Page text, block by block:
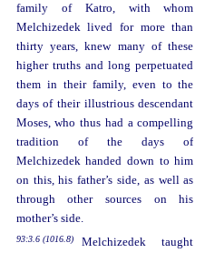
family of Katro, with whom
Melchizedek lived for more than
thirty years, knew many of these
higher truths and long perpetuated
them in their family, even to the
days of their illustrious descendant
Moses, who thus had a compelling
tradition of the days of
Melchizedek handed down to him
on this, his father’s side, as well as
through other sources on his
mother’s side.
93:3.6 (1016.8)
Melchizedek taught